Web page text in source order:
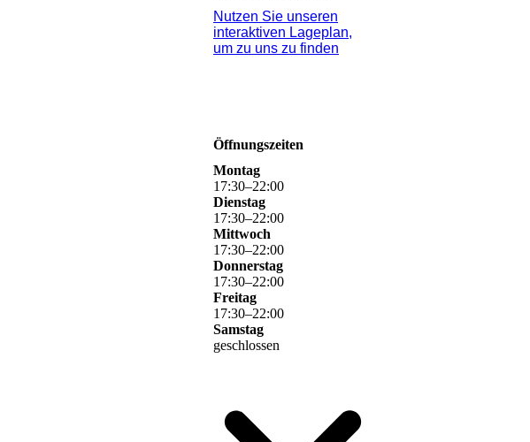
Nutzen Sie unseren
interaktiven La­ge­plan,
um zu uns zu finden
Öffnungszeiten
Montag
17:30–22:00
Dienstag
17:30–22:00
Mittwoch
17:30–22:00
Donnerstag
17:30–22:00
Freitag
17:30–22:00
Samstag
geschlossen